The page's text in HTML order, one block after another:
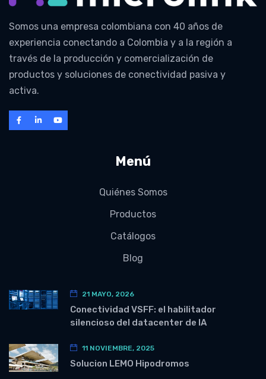
Somos una empresa colombiana con 40 años de
experiencia conectando a Colombia y a la región a
través de la producción y comercialización de
productos y soluciones de conectividad pasiva y
activa.
Menú
Quiénes Somos
Productos
Catálogos
Blog
21 MAYO, 2026
Conectividad VSFF: el habilitador
silencioso del datacenter de IA
11 NOVIEMBRE, 2025
Solucion LEMO Hipodromos